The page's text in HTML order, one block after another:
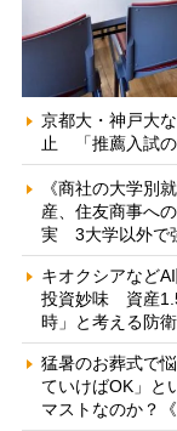
京都大・神戸大
止 「推薦入試の
《商社の大学別
産、住友商事へ
実 3大学以外で
キオクシアなど
投資妙味 資産
時」と考える防
猛暑のお葬式で
ていけばOK」と
マストなのか？